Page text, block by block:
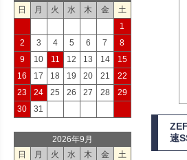
速
日
月 火 水 木 金
土
1
2
3 4 5 6 7
8
9
10 11 12 13 14
15
16
17 18 19 20 21
22
23
24 25 26 27 28
29
30
31
2026年9月
日
月 火 水 木 金
土